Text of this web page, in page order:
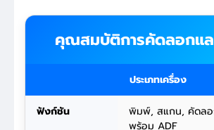
คุณสมบัติการคัดลอกแ
ประเภทเครื่อง
ฟังก์ชัน
พิมพ์, สแกน, คัดล
พร้อม ADF